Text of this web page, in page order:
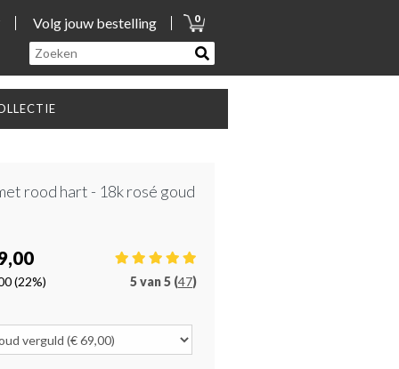
Volg jouw bestelling 0
rood hart - 18k rosé goud
(22%) 5van5 (47)